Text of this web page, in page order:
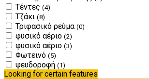
Τέντες (4)
Τζάκι (8)
Τριφασικό ρεύμα (0)
φυσικό αέριο (2)
φυσικό αέριο (3)
Φωτεινό (5)
ψευδοροφή (1)
Looking for certain features